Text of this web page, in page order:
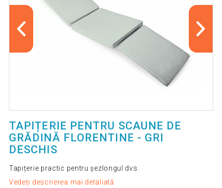
TAPIȚERIE PENTRU SCAUNE DE
GRĂDINĂ FLORENTINE - GRI
DESCHIS
Tapițerie practic pentru șezlongul dvs.
Vedeți descrierea mai detaliată